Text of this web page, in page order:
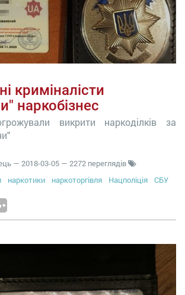
криміналісти
наркобізнес
викрити наркоділків за
— 2018-03-05 — 2272 переглядів
наркотики наркоторгівля Нацполіція СБУ